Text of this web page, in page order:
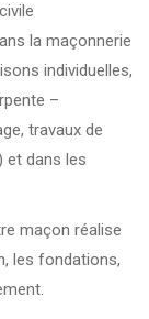
la maçonnerie
individuelles,
–
travaux de
et dans les
maçon réalise
les fondations,